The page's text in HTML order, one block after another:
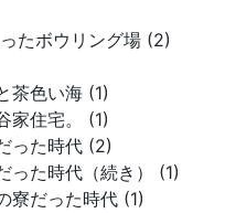
たボウリング場 (2)
茶色い海 (1)
家住宅。 (1)
った時代 (2)
った時代（続き） (1)
寮だった時代 (1)